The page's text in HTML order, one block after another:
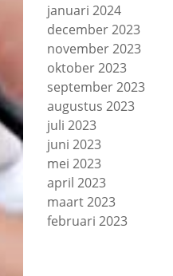
januari 2024
december 2023
november 2023
oktober 2023
september 2023
augustus 2023
juli 2023
juni 2023
mei 2023
april 2023
maart 2023
februari 2023